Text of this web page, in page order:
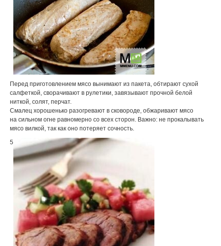
Перед приготовлением мясо вынимают из пакета, обтирают сухой
салфеткой, сворачивают в рулетики, завязывают прочной белой
ниткой, солят, перчат.
Смалец хорошенько разогревают в сковороде, обжаривают мясо
на сильном огне равномерно со всех сторон. Важно: не прокалывать
мясо вилкой, так как оно потеряет сочность.
5